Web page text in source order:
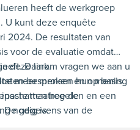
heeft de werkgroep
U kunt deze enquête
2024. De resultaten van
voor de evaluatie omdat
Daarom vragen we aan u
meer mensen hun mening
hoe de
gegevens van de
deze link.
besproken en op basis
maatregelen en een
nodig is.